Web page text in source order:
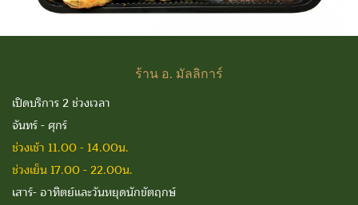
ร้าน อ. มัลลิการ์
เปิดบริการ 2 ช่วงเวลา
จันทร์ - ศุกร์
ช่วงเช้า 11.00 - 14.00น.
ช่วงเย็น 17.00 - 22.00น.
เสาร์- อาทิตย์และวันหยุดนักขัตฤกษ์